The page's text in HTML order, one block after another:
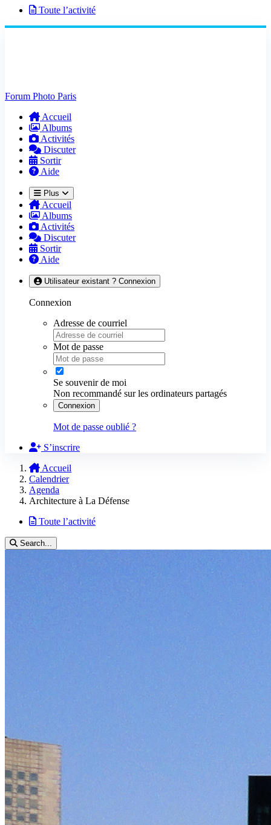
Toute l’activité
Forum Photo Paris
Accueil
Albums
Activités
Discuter
Sortir
Aide
Plus
Accueil
Albums
Activités
Discuter
Sortir
Aide
Utilisateur existant ? Connexion
Connexion
Adresse de courriel
Mot de passe
Se souvenir de moi
Non recommandé sur les ordinateurs partagés
Connexion
Mot de passe oublié ?
S’inscrire
Accueil
Calendrier
Agenda
Architecture à La Défense
Toute l’activité
Search...